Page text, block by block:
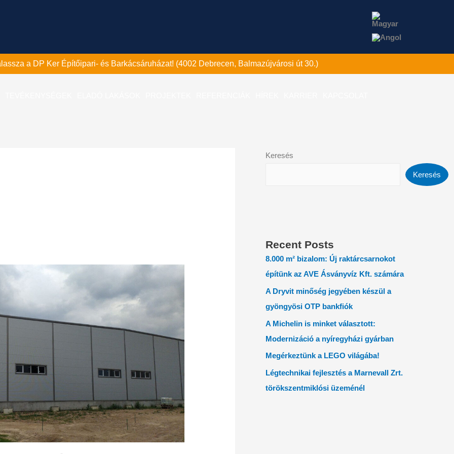
a DP Ker Építőipari- és Barkácsáruházat! (4002 Debrecen, Balmazújvárosi út 30.)
Keresés
Keresés
Recent Posts
8.000 m² bizalom: Új raktárcsarnokot
építünk az AVE Ásványvíz Kft. számára
A Dryvit minőség jegyében készül a
gyöngyösi OTP bankfiók
A Michelin is minket választott:
Modernizáció a nyíregyházi gyárban
Megérkeztünk a LEGO világába!
Légtechnikai fejlesztés a Marnevall Zrt.
törökszentmiklósi üzeménél